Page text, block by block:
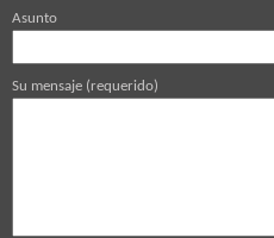
Asunto
Su mensaje (requerido)